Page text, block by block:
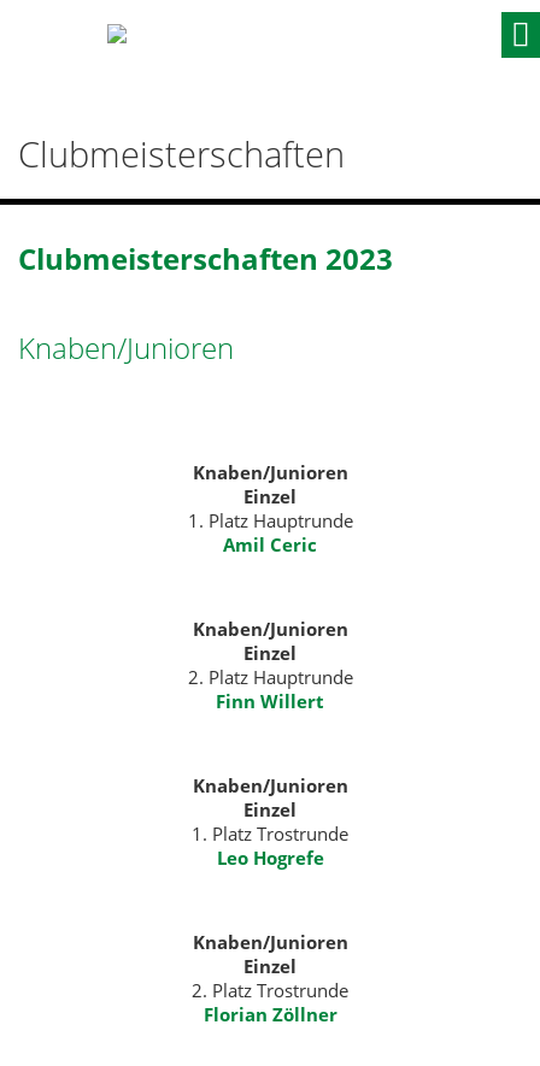
Clubmeisterschaften
Clubmeisterschaften 2023
Knaben/Junioren
Knaben/Junioren
Einzel
1. Platz Hauptrunde
Amil Ceric
Knaben/Junioren
Einzel
2. Platz Hauptrunde
Finn Willert
Knaben/Junioren
Einzel
1. Platz Trostrunde
Leo Hogrefe
Knaben/Junioren
Einzel
2. Platz Trostrunde
Florian Zöllner